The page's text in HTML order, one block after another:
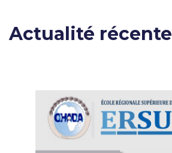
Actualité récente